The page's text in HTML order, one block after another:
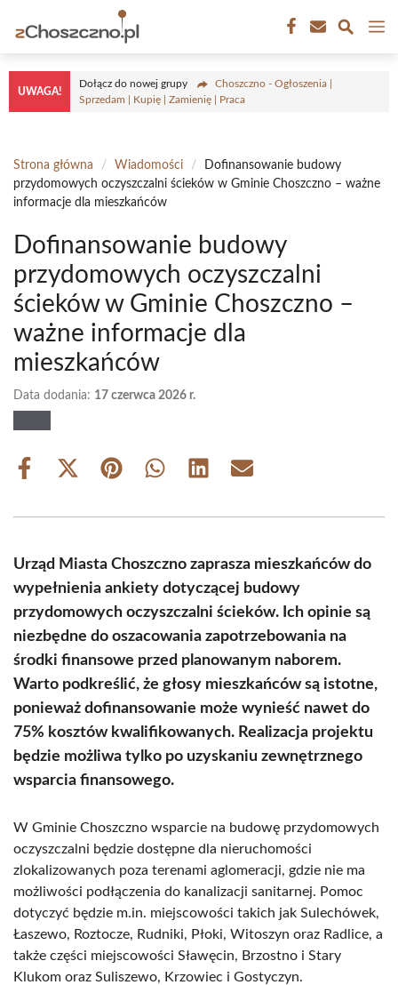
treści
UWAGA!
Dołącz do nowej grupy
Choszczno - Ogłoszenia |
Sprzedam | Kupię | Zamienię | Praca
Strona główna / Wiadomości /
Dofinansowanie budowy
przydomowych oczyszczalni ścieków w Gminie Choszczno – ważne
informacje dla mieszkańców
Dofinansowanie budowy
przydomowych oczyszczalni
ścieków w Gminie Choszczno –
ważne informacje dla
mieszkańców
Data dodania: 17 czerwca 2026 r.
Share
Share
(Twitter)
Share Share Share Share
Urząd Miasta Choszczno zaprasza mieszkańców do
wypełnienia ankiety dotyczącej budowy
przydomowych oczyszczalni ścieków. Ich opinie są
niezbędne do oszacowania zapotrzebowania na
środki finansowe przed planowanym naborem.
Warto podkreślić, że głosy mieszkańców są istotne,
ponieważ dofinansowanie może wynieść nawet do
75% kosztów kwalifikowanych. Realizacja projektu
będzie możliwa tylko po uzyskaniu zewnętrznego
wsparcia finansowego.
W Gminie Choszczno wsparcie na budowę przydomowych
oczyszczalni będzie dostępne dla nieruchomości
zlokalizowanych poza terenami aglomeracji, gdzie nie ma
możliwości podłączenia do kanalizacji sanitarnej. Pomoc
dotyczyć będzie m.in. miejscowości takich jak Sulechówek,
Łaszewo, Roztocze, Rudniki, Płoki, Witoszyn oraz Radlice, a
także części miejscowości Sławęcin, Brzostno i Stary
Klukom oraz Suliszewo, Krzowiec i Gostyczyn.